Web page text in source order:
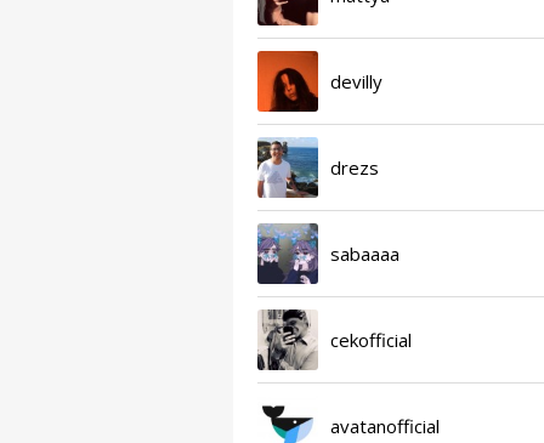
devilly
drezs
sabaaaa
cekofficial
avatanofficial